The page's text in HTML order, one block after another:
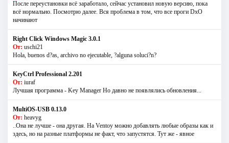
После переустановки всё заработало, сейчас установил новую версию, пока
всё нормально. Посмотрю далее. Вся проблема в том, что все проги DxO
начинают
Right Click Windows Magic 3.0.1
От: uschi21
Hola, buenos d?as, archivo no ejecutable, ?alguna soluci?n?
KeyCtrl Professional 2.201
От: iuraf
Лучшая программа - Key Manager Но давно не появлялись обновления...
MultiOS-USB 0.13.0
От: heavyg
..Она не лучше - она другая. На Ventoy можно добавлять любые образы как и
здесь, но на разные платформы не факт, что запустятся. Тут же - явное